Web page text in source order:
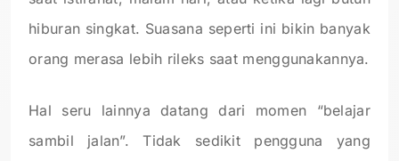
hiburan singkat. Suasana seperti ini bikin banyak
orang merasa lebih rileks saat menggunakannya.
Hal seru lainnya datang dari momen “belajar
sambil jalan”. Tidak sedikit pengguna yang